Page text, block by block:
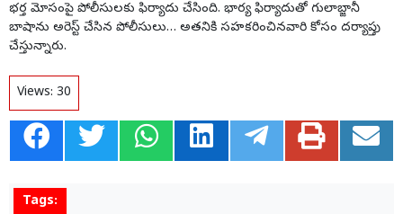
భర్త మోసంపై పోలీసులకు ఫిర్యాదు చేసింది. భార్య ఫిర్యాదుతో గులాబ్జానీ
బాషాను అరెస్ట్‌ చేసిన పోలీసులు… అతనికి సహకరించినవారి కోసం దర్యాప్తు
చేస్తున్నారు.
Views: 30
Tags: